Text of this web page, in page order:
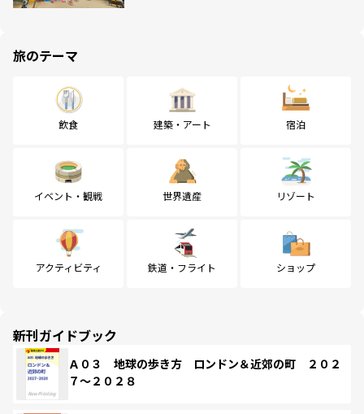
旅のテーマ
飲食 建築・アート 宿泊
イベント・観戦 世界遺産 リゾート
アクティビティ 鉄道・フライト ショップ
新刊ガイドブック
Ａ０３ 地球の歩き方 ロンドン＆近郊の町 ２０２
７～２０２８